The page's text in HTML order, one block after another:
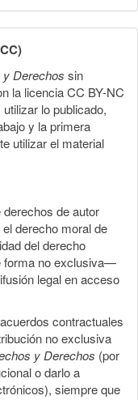
Derechos sin
la licencia CC BY-NC
lo publicado,
y la primera
utilizar el material
de autor
derecho moral de
del derecho
forma no exclusiva—
legal en acceso
contractuales
no exclusiva
y Derechos (por
o darlo a
siempre que